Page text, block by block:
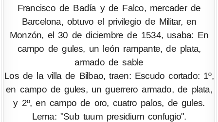
Francisco de Badía y de Falco, mercader de
Barcelona, obtuvo el privilegio de Militar, en
Monzón, el 30 de diciembre de 1534, usaba: En
campo de gules, un león rampante, de plata,
armado de sable
Los de la villa de Bilbao, traen: Escudo cortado: 1º,
en campo de gules, un guerrero armado, de plata,
y 2º, en campo de oro, cuatro palos, de gules.
Lema: "Sub tuum presidium confugio".